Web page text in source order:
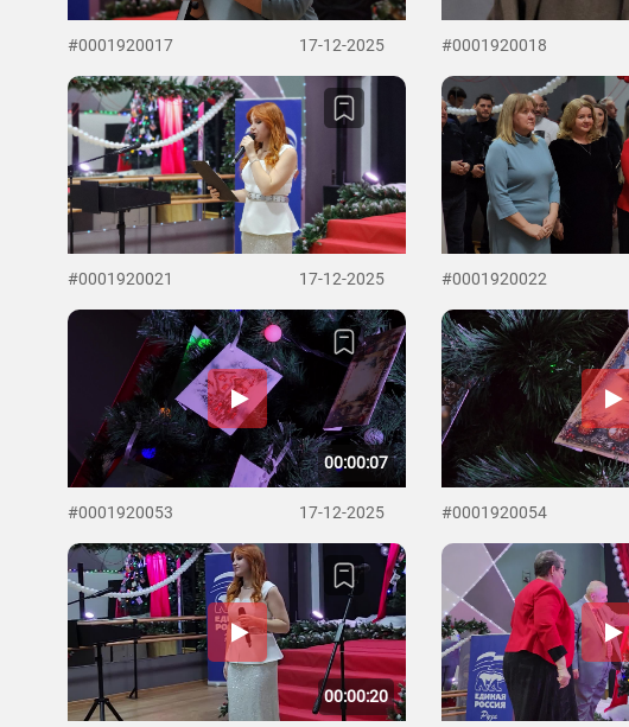
#0001920017 17-12-2025 #0001920018
#0001920021 17-12-2025 #0001920022
00:00:07
#0001920053 17-12-2025 #0001920054
00:00:20